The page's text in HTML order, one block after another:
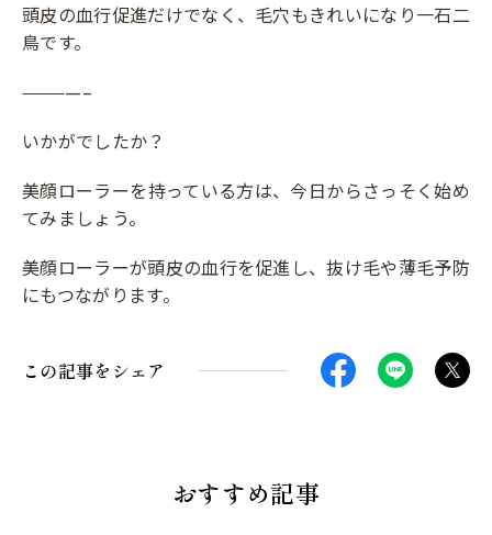
頭皮の血行促進だけでなく、毛穴もきれいになり一石二
鳥です。
————–
いかがでしたか？
美顔ローラーを持っている方は、今日からさっそく始め
てみましょう。
美顔ローラーが頭皮の血行を促進し、抜け毛や薄毛予防
にもつながります。
この記事をシェア
おすすめ記事